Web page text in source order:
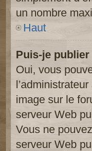
un nombre
Haut
Puis-je
Oui, vous
image sur le
serveur Web
Vous ne
serveur Web